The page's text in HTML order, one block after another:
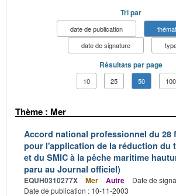
Tri par
date de publication
date de signature
Résultats par page
10 25 50 100
Thème : Mer
Accord national professionnel du 28
pour l'application de la réduction du
et du SMIC à la pêche maritime
paru au Journal officiel)
EQUH0310277X Mer Autre
Date de
Date de publication : 10-11-2003